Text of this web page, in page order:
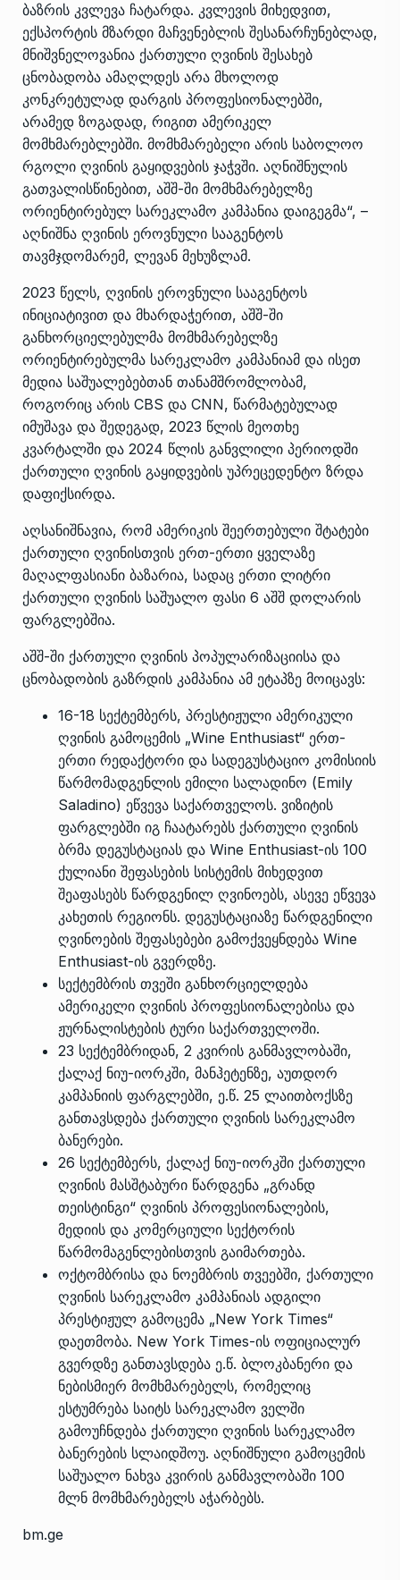
ბაზრის კვლევა ჩატარდა. კვლევის მიხედვით,
ექსპორტის მზარდი მაჩვენებლის შესანარჩუნებლად,
მნიშვნელოვანია ქართული ღვინის შესახებ
ცნობადობა ამაღლდეს არა მხოლოდ
კონკრეტულად დარგის პროფესიონალებში,
არამედ ზოგადად, რიგით ამერიკელ
მომხმარებლებში. მომხმარებელი არის საბოლოო
რგოლი ღვინის გაყიდვების ჯაჭვში. აღნიშნულის
გათვალისწინებით, აშშ-ში მომხმარებელზე
ორიენტირებულ სარეკლამო კამპანია დაიგეგმა“, –
აღნიშნა ღვინის ეროვნული სააგენტოს
თავმჯდომარემ, ლევან მეხუზლამ.
2023 წელს, ღვინის ეროვნული სააგენტოს
ინიციატივით და მხარდაჭერით, აშშ-ში
განხორციელებულმა მომხმარებელზე
ორიენტირებულმა სარეკლამო კამპანიამ და ისეთ
მედია საშუალებებთან თანამშრომლობამ,
როგორიც არის CBS და CNN, წარმატებულად
იმუშავა და შედეგად, 2023 წლის მეოთხე
კვარტალში და 2024 წლის განვლილი პერიოდში
ქართული ღვინის გაყიდვების უპრეცედენტო ზრდა
დაფიქსირდა.
აღსანიშნავია, რომ ამერიკის შეერთებული შტატები
ქართული ღვინისთვის ერთ-ერთი ყველაზე
მაღალფასიანი ბაზარია, სადაც ერთი ლიტრი
ქართული ღვინის საშუალო ფასი 6 აშშ დოლარის
ფარგლებშია.
აშშ-ში ქართული ღვინის პოპულარიზაციისა და
ცნობადობის გაზრდის კამპანია ამ ეტაპზე მოიცავს:
16-18 სექტემბერს, პრესტიჟული ამერიკული
ღვინის გამოცემის „Wine Enthusiast“ ერთ-
ერთი რედაქტორი და სადეგუსტაციო კომისიის
წარმომადგენლის ემილი სალადინო (Emily
Saladino) ეწვევა საქართველოს. ვიზიტის
ფარგლებში იგ ჩაატარებს ქართული ღვინის
ბრმა დეგუსტაციას და Wine Enthusiast-ის 100
ქულიანი შეფასების სისტემის მიხედვით
შეაფასებს წარდგენილ ღვინოებს, ასევე ეწვევა
კახეთის რეგიონს. დეგუსტაციაზე წარდგენილი
ღვინოების შეფასებები გამოქვეყნდება Wine
Enthusiast-ის გვერდზე.
სექტემბრის თვეში განხორციელდება
ამერიკელი ღვინის პროფესიონალებისა და
ჟურნალისტების ტური საქართველოში.
23 სექტემბრიდან, 2 კვირის განმავლობაში,
ქალაქ ნიუ-იორკში, მანჰეტენზე, აუთდორ
კამპანიის ფარგლებში, ე.წ. 25 ლაითბოქსზე
განთავსდება ქართული ღვინის სარეკლამო
ბანერები.
26 სექტემბერს, ქალაქ ნიუ-იორკში ქართული
ღვინის მასშტაბური წარდგენა „გრანდ
თეისტინგი“ ღვინის პროფესიონალების,
მედიის და კომერციული სექტორის
წარმომაგენლებისთვის გაიმართება.
ოქტომბრისა და ნოემბრის თვეებში, ქართული
ღვინის სარეკლამო კამპანიას ადგილი
პრესტიჟულ გამოცემა „New York Times“
დაეთმობა. New York Times-ის ოფიციალურ
გვერდზე განთავსდება ე.წ. ბლოკბანერი და
ნებისმიერ მომხმარებელს, რომელიც
ესტუმრება საიტს სარეკლამო ველში
გამოუჩნდება ქართული ღვინის სარეკლამო
ბანერების სლაიდშოუ. აღნიშნული გამოცემის
საშუალო ნახვა კვირის განმავლობაში 100
მლნ მომხმარებელს აჭარბებს.
bm.ge